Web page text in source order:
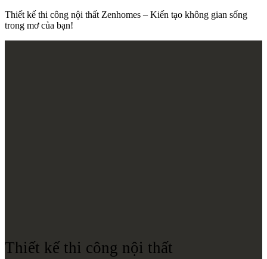
Thiết kế thi công nội thất Zenhomes – Kiến tạo không gian sống
trong mơ của bạn!
Thiết kế thi công nội thất